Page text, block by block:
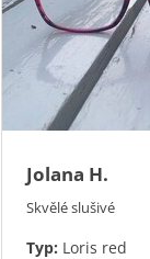
Jolana H.
Skvělé slušivé
Typ: Loris red